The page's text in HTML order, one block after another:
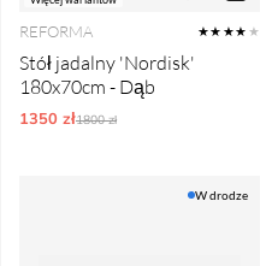
REFORMA ★★★★ ★
Stół jadalny 'Nordisk'
180x70cm - Dąb
1350 złOrdynarne ceny:
1800 zł
W drodze